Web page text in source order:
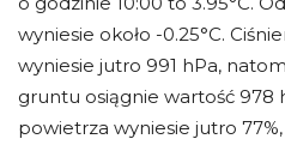
wyniesie około -0.25°C.
wyniesie jutro 991 hPa,
gruntu osiągnie wartość 978
powietrza wyniesie jutro